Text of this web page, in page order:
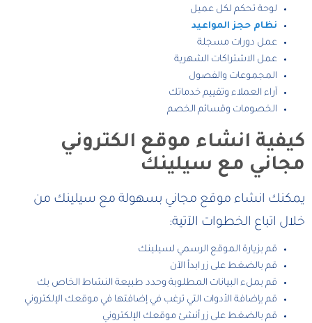
لوحة تحكم لكل عميل
نظام حجز المواعيد
عمل دورات مسجلة
عمل الاشتراكات الشهرية
المجموعات والفصول
آراء العملاء وتقييم خدماتك
الخصومات وقسائم الخصم
كيفية انشاء موقع الكتروني
مجاني مع سيلينك
يمكنك انشاء موقع مجاني بسهولة مع سيلينك من
خلال اتباع الخطوات الآتية:
قم بزيارة الموقع الرسمي لسيلينك
قم بالضغط على زر ابدأ الآن
قم بملء البيانات المطلوبة وحدد طبيعة النشاط الخاص بك
قم بإضافة الأدوات التي ترغب في إضافتها في موقعك الإلكتروني
قم بالضغط على زر أنشئ موقعك الإلكتروني